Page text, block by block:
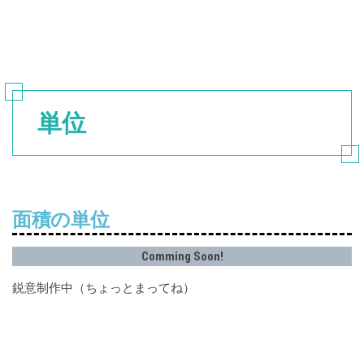
単位
面積の単位
Comming Soon!
鋭意制作中（ちょっとまってね）